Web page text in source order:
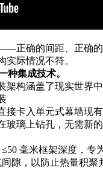
正确的间距、正确
实际情况不符。
种集成技术。
架构涵盖了现实世界
接卡入单元式幕墙现
璃上钻孔，无需新
毫米框架深度，专
隙，以防止热量积聚